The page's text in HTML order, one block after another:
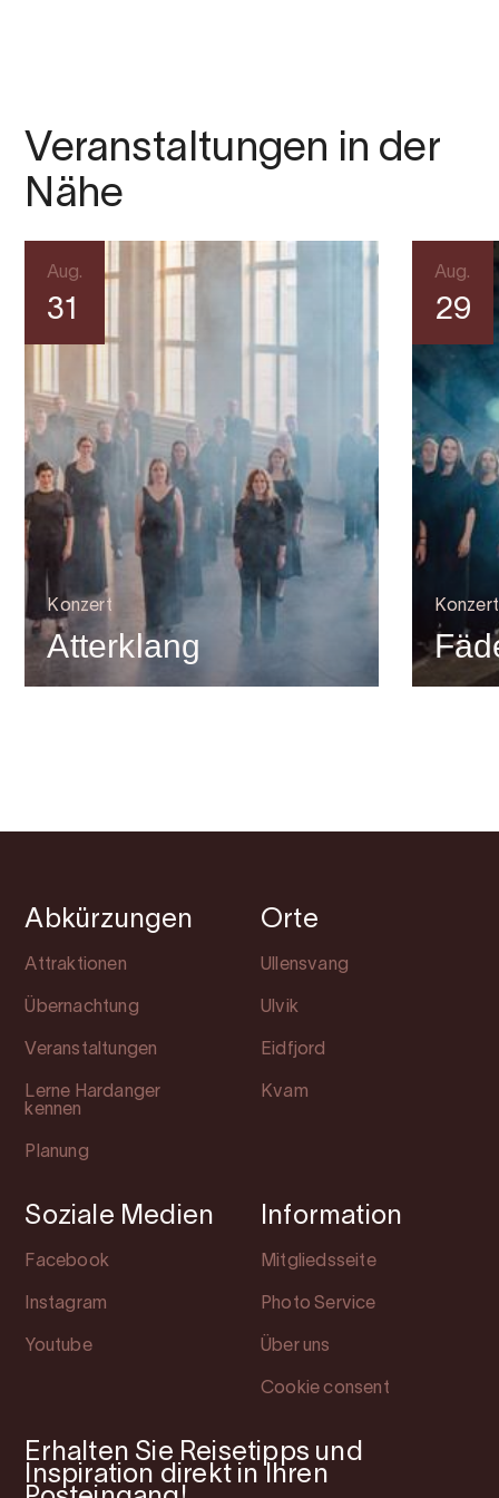
Veranstaltungen in der
Nähe
Aug.
31
Konzert
Atterklang
Aug.
29
Konzert
Abkürzungen
Attraktionen
Übernachtung
Veranstaltungen
Lerne Hardanger
kennen
Planung
Orte
Ullensvang
Ulvik
Eidfjord
Kvam
Soziale Medien
Facebook
Instagram
Youtube
Information
Mitgliedsseite
Photo Service
Über uns
Cookie consent
Erhalten Sie Reisetipps und
Inspiration direkt in Ihren